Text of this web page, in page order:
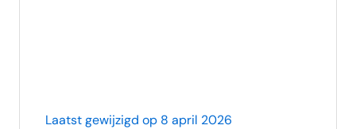
Laatst gewijzigd op 8 april 2026